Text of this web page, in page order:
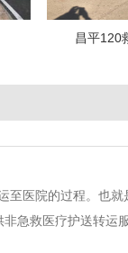
昌平120
至医院的过程。也就
急救医疗护送转运
运工具，实施简单